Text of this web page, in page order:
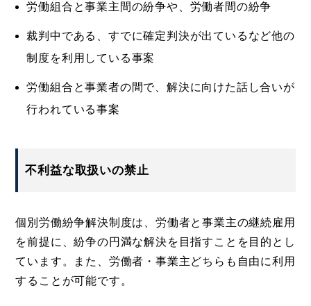
労働組合と事業主間の紛争や、労働者間の紛争
裁判中である、すでに確定判決が出ているなど他の
制度を利用している事案
労働組合と事業者の間で、解決に向けた話し合いが
行われている事案
不利益な取扱いの禁止
個別労働紛争解決制度は、労働者と事業主の継続雇用
を前提に、紛争の円満な解決を目指すことを目的とし
ています。また、労働者・事業主どちらも自由に利用
することが可能です。